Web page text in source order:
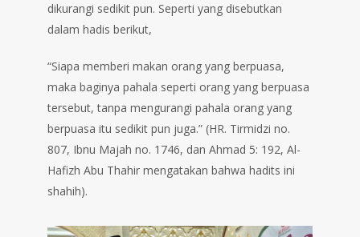
dikurangi sedikit pun. Seperti yang disebutkan
dalam hadis berikut,
“Siapa memberi makan orang yang berpuasa,
maka baginya pahala seperti orang yang berpuasa
tersebut, tanpa mengurangi pahala orang yang
berpuasa itu sedikit pun juga.” (HR. Tirmidzi no.
807, Ibnu Majah no. 1746, dan Ahmad 5: 192, Al-
Hafizh Abu Thahir mengatakan bahwa hadits ini
shahih).